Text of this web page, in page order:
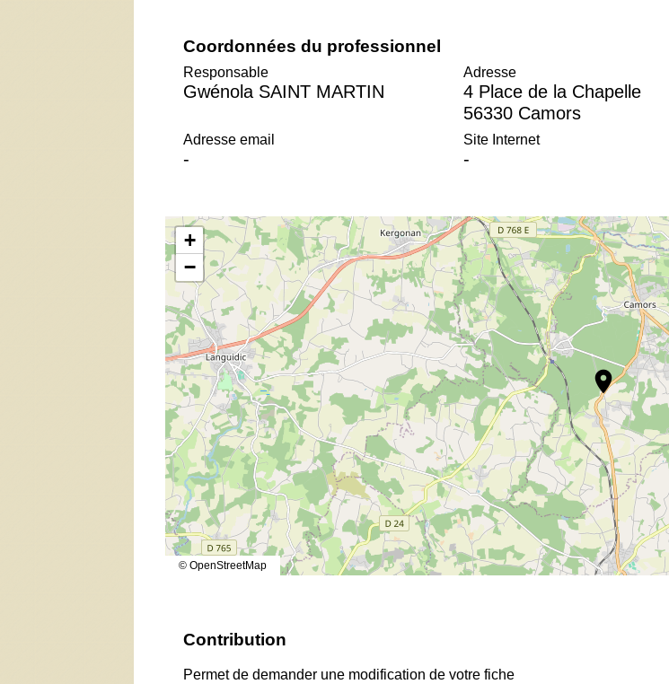
Coordonnées du professionnel
Responsable
Gwénola SAINT MARTIN
Adresse
4 Place de la Chapelle
56330 Camors
Adresse email
-
Site Internet
-
location_on
+
−
© OpenStreetMap
Contribution
Permet de demander une modification de votre fiche